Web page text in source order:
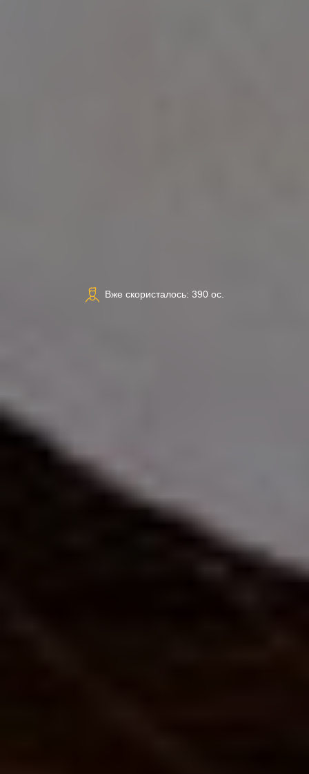
Вже скористалось: 390 ос.